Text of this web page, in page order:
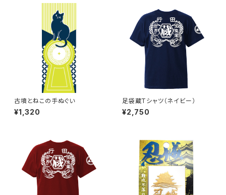
古墳とねこの手ぬぐい
¥1,320
足袋蔵Tシャツ（ネイビー）
¥2,750